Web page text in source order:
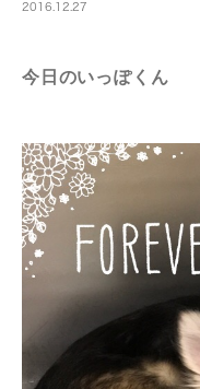
2016.12.27
今日のいっぽくん